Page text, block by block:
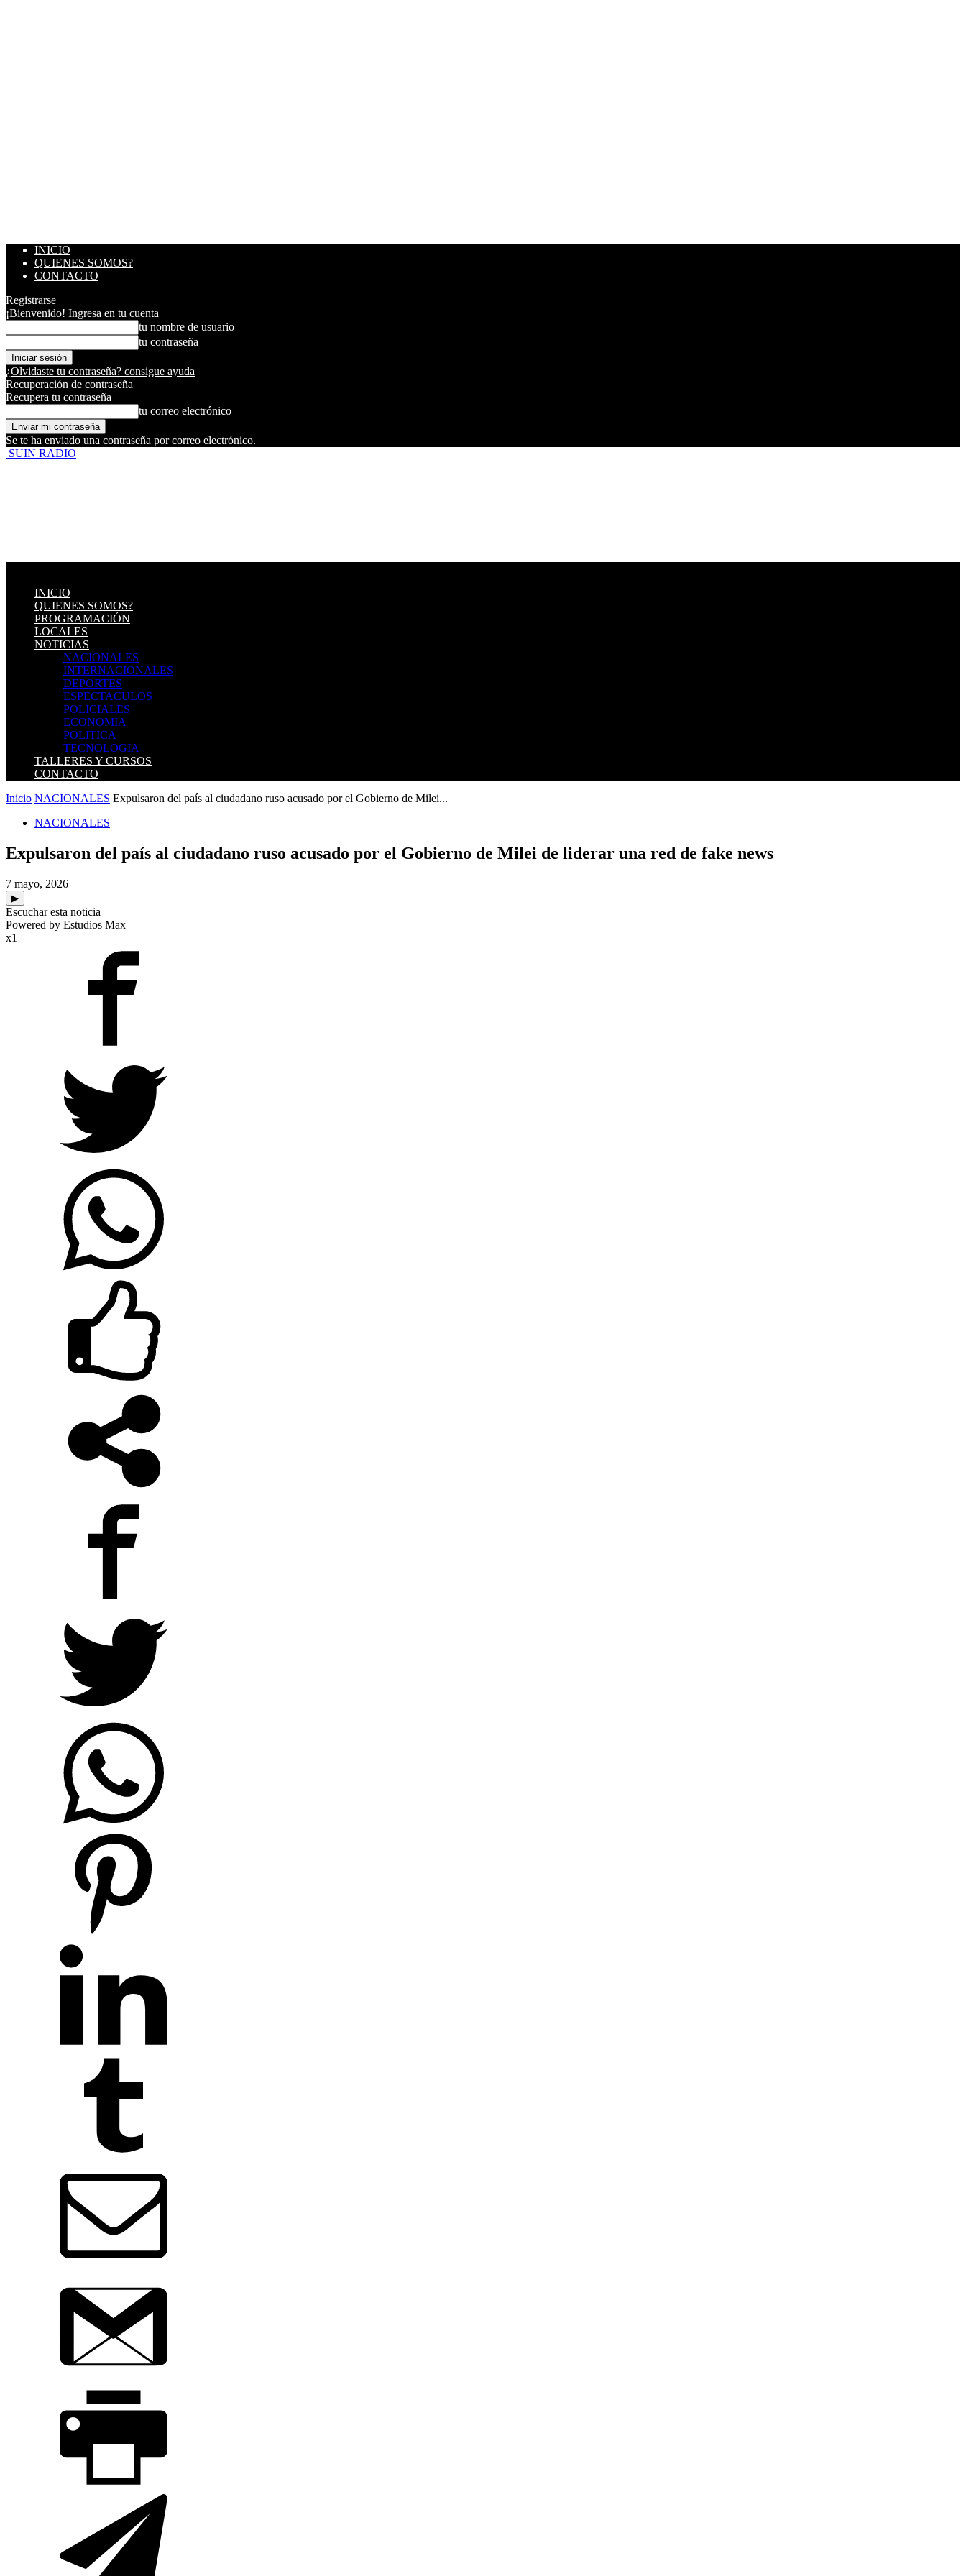
INICIO
QUIENES SOMOS?
CONTACTO
Registrarse
¡Bienvenido! Ingresa en tu cuenta
tu nombre de usuario
tu contraseña
¿Olvidaste tu contraseña? consigue ayuda
Recuperación de contraseña
Recupera tu contraseña
tu correo electrónico
Se te ha enviado una contraseña por correo electrónico.
SUIN RADIO
INICIO
QUIENES SOMOS?
PROGRAMACIÓN
LOCALES
NOTICIAS
NACIONALES
INTERNACIONALES
DEPORTES
ESPECTACULOS
POLICIALES
ECONOMIA
POLITICA
TECNOLOGIA
TALLERES Y CURSOS
CONTACTO
Inicio NACIONALES Expulsaron del país al ciudadano ruso acusado por el Gobierno de Milei...
NACIONALES
Expulsaron del país al ciudadano ruso acusado por el Gobierno de Milei de liderar una red de fake news
7 mayo, 2026
▶
Escuchar esta noticia
Powered by Estudios Max
x1